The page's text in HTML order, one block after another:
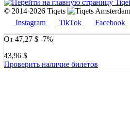
© 2014-2026 Tiqets
Instagram
TikTok Facebook
От 47,27 $ -7%
43,96 $
Проверить наличие билетов